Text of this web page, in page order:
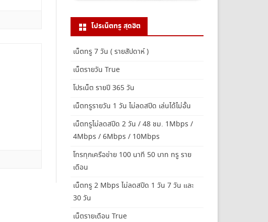
โปรเน็ตทรู สุดฮิต
เน็ตทรู 7 วัน ( รายสัปดาห์ )
เน็ตรายวัน True
โปรเน็ต รายปี 365 วัน
เน็ตทรูรายวัน 1 วัน ไม่ลดสปีด เล่นได้ไม่อั้น
เน็ตทรูไม่ลดสปีด 2 วัน / 48 ชม. 1Mbps /
4Mbps / 6Mbps / 10Mbps
โทรทุกเครือข่าย 100 นาที 50 บาท ทรู ราย
เดือน
เน็ตทรู 2 Mbps ไม่ลดสปีด 1 วัน 7 วัน และ
30 วัน
เน็ตรายเดือน True